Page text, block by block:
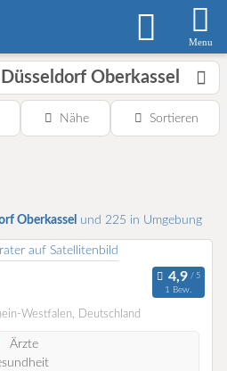
Menu
Oberkassel
Nähe Sortieren
Oberkassel und 225 in Umgebung
1 Bew.
Westfalen, Deutschland
Ärzte